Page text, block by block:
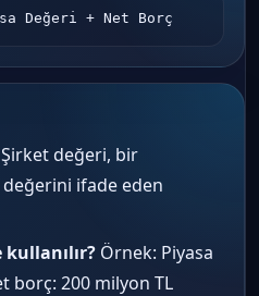
Değeri + Net Borç
Şirket değeri, bir
ifade eden
Örnek: Piyasa
borç: 200 milyon TL